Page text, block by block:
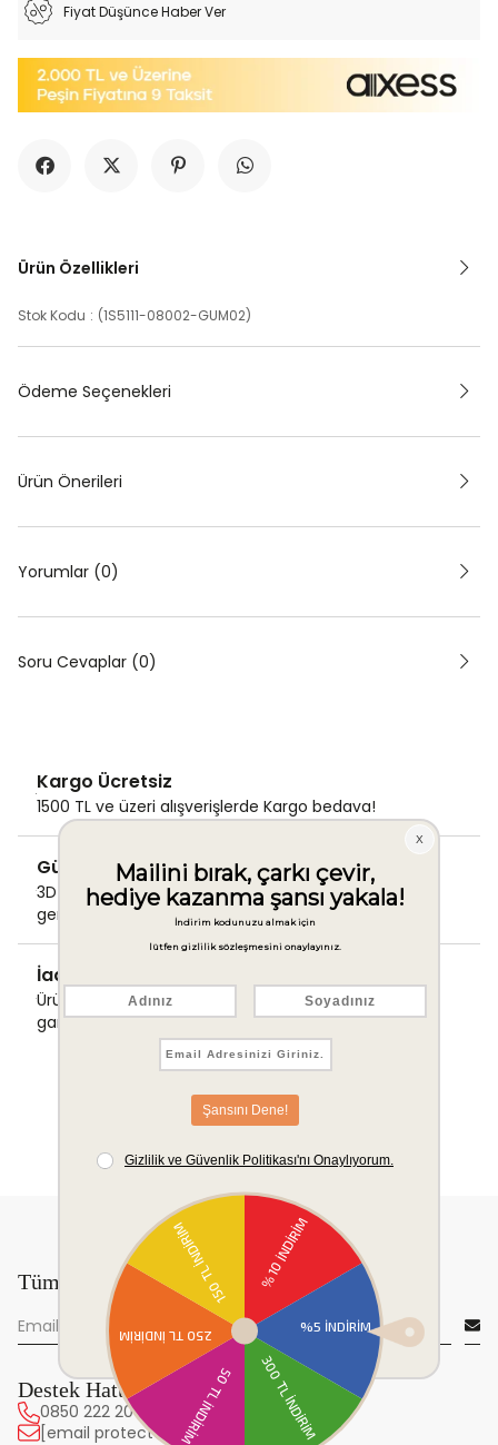
Fiyat Düşünce Haber Ver
Ürün Özellikleri
Stok Kodu (1S5111-08002-GUM02)
Ödeme Seçenekleri
Ürün Önerileri
Yorumlar (0)
Soru Cevaplar (0)
Kargo Ücretsiz
1500 TL ve üzeri alışverişlerde Kargo bedava!
Güvenli Ödeme
3D Secure ile güvenli ödemenizi
gerçekleştirin.
İade & Değişim Garantisi
Ürünlerinizde sorunsuz iade ve değişim
garantisi.
Tüm yeniliklerden önce sen haberdar ol!
Destek Hattı
0850 222 20 63
[email protected]